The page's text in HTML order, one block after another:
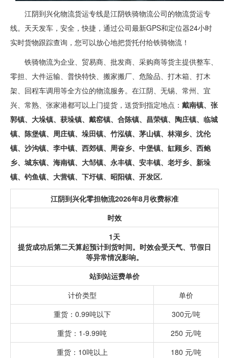
江阴到兴化物流货运专线是江阴铁骑物流公司的物流货运专
线。天天发车，安全，快捷，通过公司最新GPS和定位器24小时
实时货物跟踪查询，您可以放心地把货托付给铁骑物流！
铁骑物流为企业、贸易商、批发商、采购商等货主提供整车、
零担、大件运输、普快特快、搬家搬厂、危险品、打木箱、打木
架、回程车调用等全方位的物流服务。在江阴、无锡、常州、宜
兴、常熟、张家港都可以上门提货，送货到指定地点： 戴南镇、张
郭镇、大垛镇、获垛镇、戴窑镇、合陈镇、昌荣镇、陶庄镇、临城
镇、陈堡镇、周庄镇、垛田镇、竹泓镇、茅山镇、林湖乡、沈伦
镇、沙沟镇、李中镇、西郊镇、周奋乡、中堡镇、缸顾乡、西鲍
乡、城东镇、海南镇、大邹镇、永丰镇、安丰镇、老圩乡、新垛
镇、钓鱼镇、大营镇、下圩镇、昭阳镇、开发区.
江阴到兴化零担物流2026年8月收费标准
时效
1天
提货成功后第二天算起预计到货时间。时效会受天气、节假日
等异常情况影响。
站到站运费单价
计价类型
单价
重货：0.99吨以下
300元/吨
重货：1-9.99吨
250 元/吨
重货：10吨以上
180 元/吨